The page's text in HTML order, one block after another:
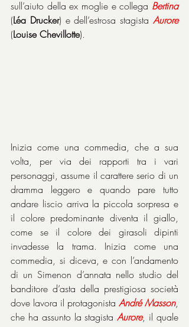
sull’aiuto della ex moglie e collega Bertina
(Léa Drucker) e dell’estrosa stagista Aurore
(Louise Chevillotte).
Inizia come una commedia, che a sua
volta, per via dei rapporti tra i vari
personaggi, assume il carattere serio di un
dramma leggero e quando pare tutto
andare liscio arriva la piccola sorpresa e
il colore predominante diventa il giallo,
come se il colore dei girasoli dipinti
invadesse la trama. Inizia come una
commedia, si diceva, e con l’andamento
di un Simenon d’annata nello studio del
banditore d’asta della prestigiosa società
dove lavora il protagonista André Masson,
che ha assunto la stagista Aurore, il quale